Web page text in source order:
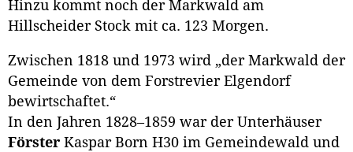
Hinzu kommt noch der Markwald am
Hillscheider Stock mit ca. 123 Morgen.
Zwischen 1818 und 1973 wird „der Markwald der
Gemeinde von dem Forstrevier Elgendorf
bewirtschaftet.“
In den Jahren 1828–1859 war der Unterhäuser
Förster Kaspar Born H30 im Gemeindewald und